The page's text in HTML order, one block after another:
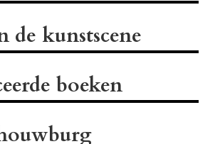
de kunstscene
boeken